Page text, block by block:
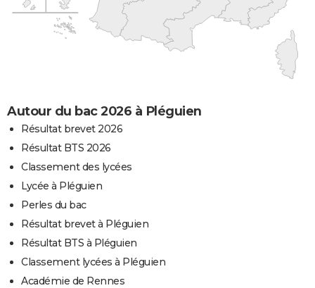
Autour du bac 2026 à Pléguien
Résultat brevet 2026
Résultat BTS 2026
Classement des lycées
Lycée à Pléguien
Perles du bac
Résultat brevet à Pléguien
Résultat BTS à Pléguien
Classement lycées à Pléguien
Académie de Rennes